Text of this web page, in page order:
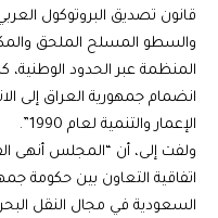
قانون تصديق البروتوكول
والسطو المسلح الملحق
المنظمة عبر الحدود الوطنية،
انضمام جمهورية العراق إلى
الإعمار والتنمية لعام 1990”.
ولفت إلى، أن “المجلس أنهى
اتفاقية التعاون بين حكومة
السعودية في مجال النقل